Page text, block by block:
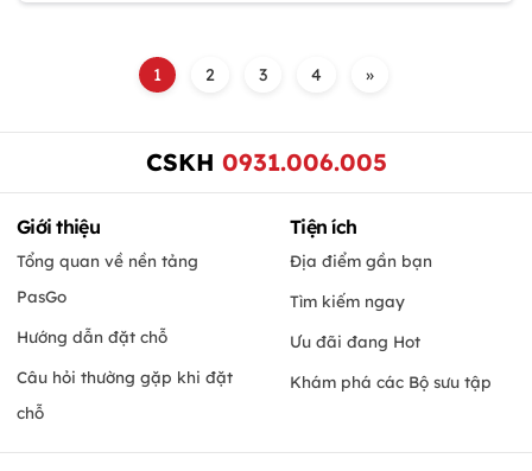
1 2 3 4 »
CSKH 0931.006.005
Giới thiệu
Tổng quan về nền tảng
PasGo
Hướng dẫn đặt chỗ
Câu hỏi thường gặp khi đặt
chỗ
Tiện ích
Địa điểm gần bạn
Tìm kiếm ngay
Ưu đãi đang Hot
Khám phá các Bộ sưu tập